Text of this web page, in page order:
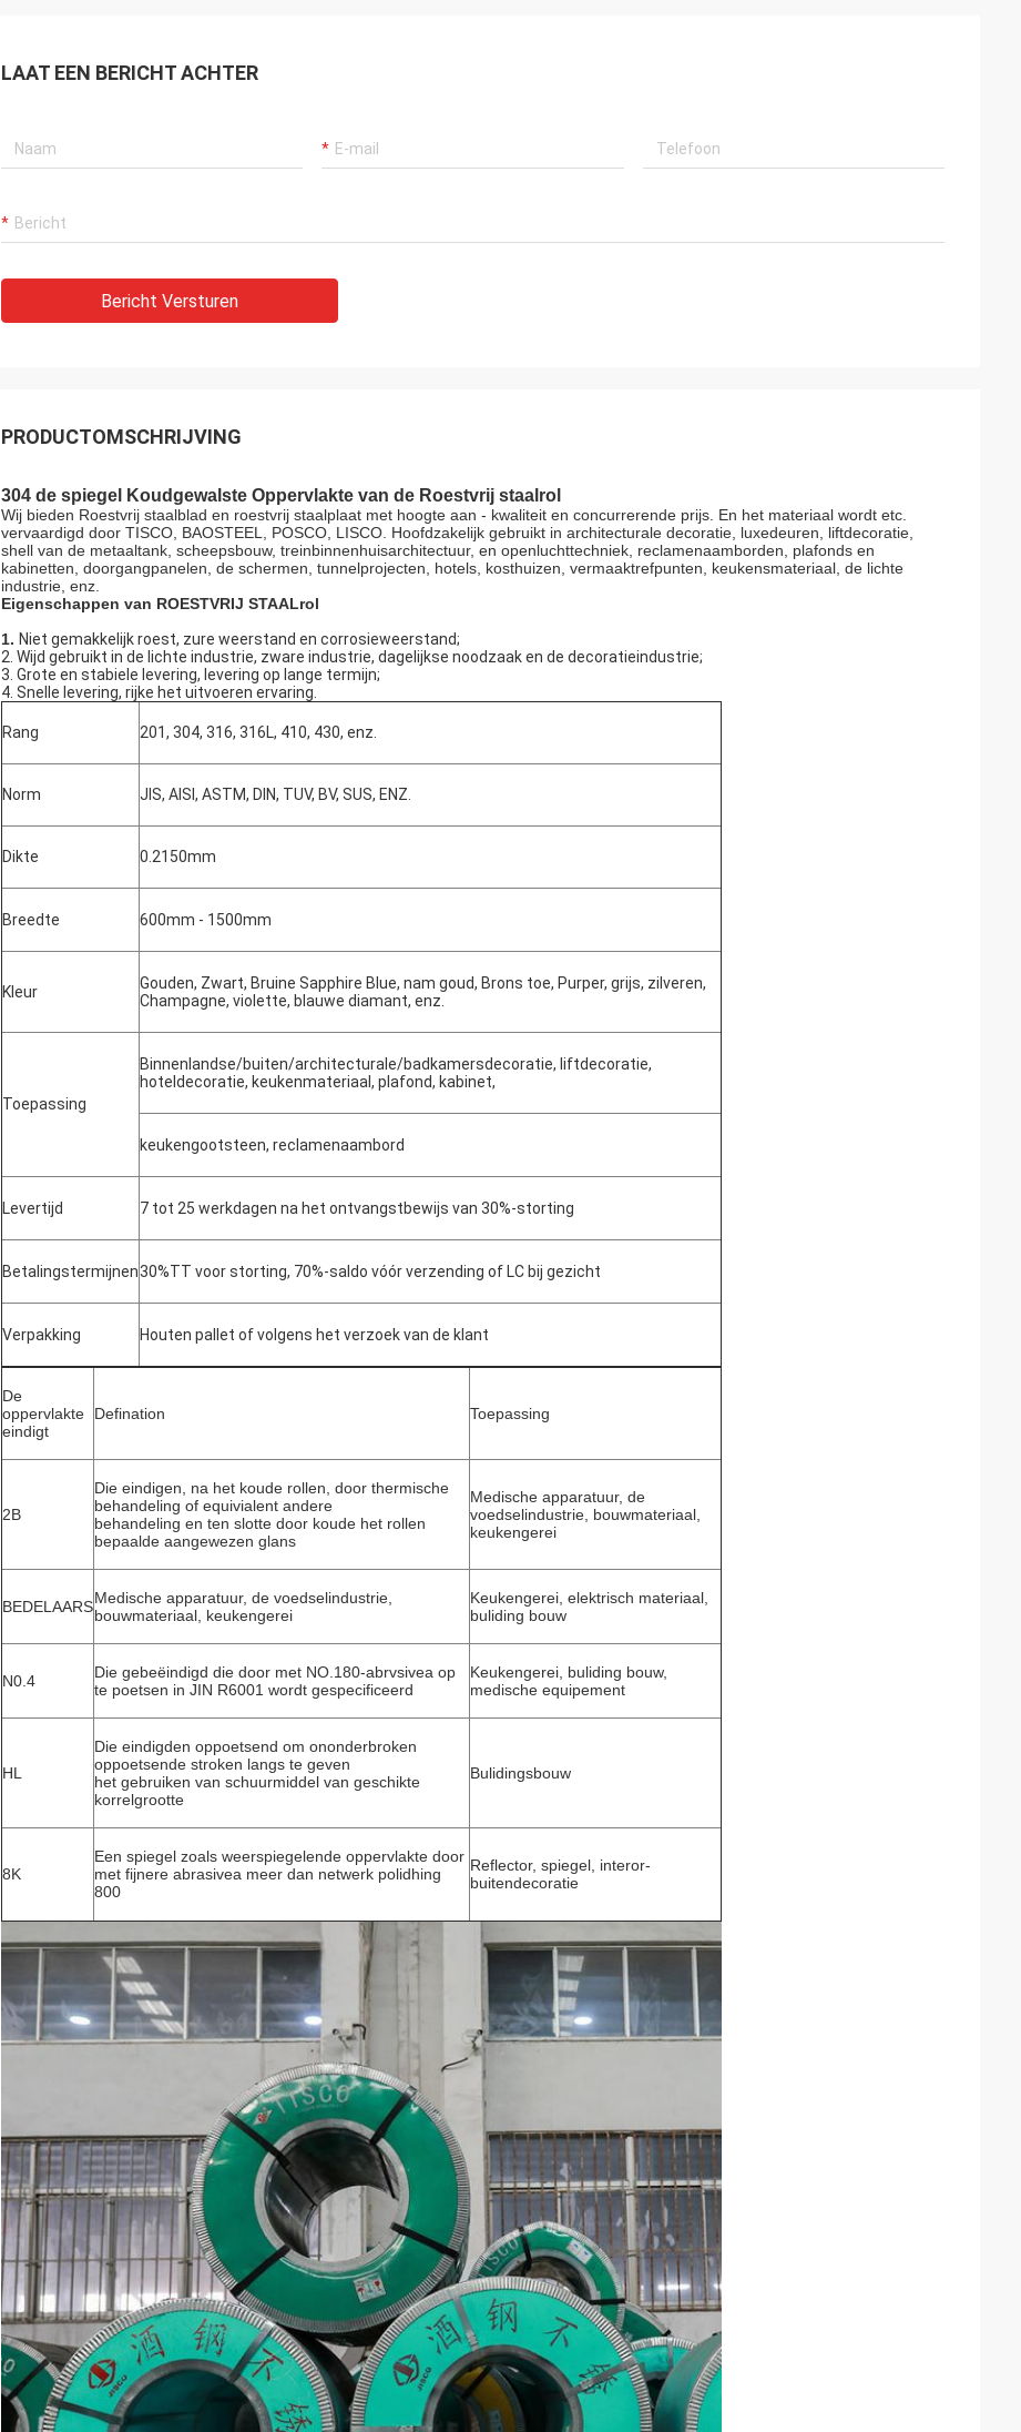
Laat een bericht achter
VERZENDEN
LAAT EEN BERICHT ACHTER
Bericht Versturen
PRODUCTOMSCHRIJVING
304 de spiegel Koudgewalste Oppervlakte van de Roestvrij staalrol
Wij bieden Roestvrij staalblad en roestvrij staalplaat met hoogte aan - kwaliteit en concurrerende prijs. En het materiaal wordt etc.
vervaardigd door TISCO, BAOSTEEL, POSCO, LISCO. Hoofdzakelijk gebruikt in architecturale decoratie, luxedeuren, liftdecoratie,
shell van de metaaltank, scheepsbouw, treinbinnenhuisarchitectuur, en openluchttechniek, reclamenaamborden, plafonds en
kabinetten, doorgangpanelen, de schermen, tunnelprojecten, hotels, kosthuizen, vermaaktrefpunten, keukensmateriaal, de lichte
industrie, enz.
Eigenschappen van ROESTVRIJ STAALrol
1. Niet gemakkelijk roest, zure weerstand en corrosieweerstand;
2. Wijd gebruikt in de lichte industrie, zware industrie, dagelijkse noodzaak en de decoratieindustrie;
3. Grote en stabiele levering, levering op lange termijn;
4. Snelle levering, rijke het uitvoeren ervaring.
Rang 201, 304, 316, 316L, 410, 430, enz.
Norm JIS, AISI, ASTM, DIN, TUV, BV, SUS, ENZ.
Dikte 0.2150mm
Breedte 600mm - 1500mm
Kleur
Gouden, Zwart, Bruine Sapphire Blue, nam goud, Brons toe, Purper, grijs, zilveren,
Champagne, violette, blauwe diamant, enz.
Toepassing
Binnenlandse/buiten/architecturale/badkamersdecoratie, liftdecoratie,
hoteldecoratie, keukenmateriaal, plafond, kabinet,
keukengootsteen, reclamenaambord
Levertijd 7 tot 25 werkdagen na het ontvangstbewijs van 30%-storting
Betalingstermijnen30%TT voor storting, 70%-saldo vóór verzending of LC bij gezicht
Verpakking Houten pallet of volgens het verzoek van de klant
De
oppervlakte
eindigt
Defination Toepassing
2B
Die eindigen, na het koude rollen, door thermische
behandeling of equivialent andere
behandeling en ten slotte door koude het rollen
bepaalde aangewezen glans
Medische apparatuur, de
voedselindustrie, bouwmateriaal,
keukengerei
BEDELAARSMedische apparatuur, de voedselindustrie,
bouwmateriaal, keukengerei
Keukengerei, elektrisch materiaal,
buliding bouw
N0.4
Die gebeëindigd die door met NO.180-abrvsivea op
te poetsen in JIN R6001 wordt gespecificeerd
Keukengerei, buliding bouw,
medische equipement
HL
Die eindigden oppoetsend om ononderbroken
oppoetsende stroken langs te geven
het gebruiken van schuurmiddel van geschikte
korrelgrootte
Bulidingsbouw
8K
Een spiegel zoals weerspiegelende oppervlakte door
met fijnere abrasivea meer dan netwerk polidhing
800
Reflector, spiegel, interor-
buitendecoratie